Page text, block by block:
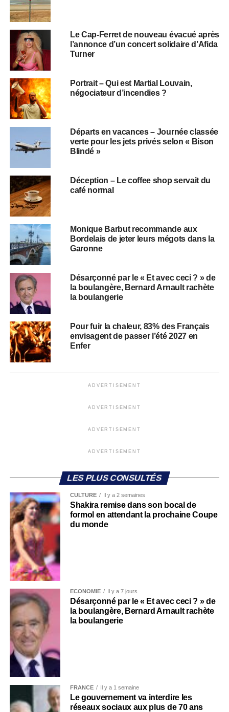
Le Cap-Ferret de nouveau évacué après
l’annonce d’un concert solidaire d’Afida
Turner
Portrait – Qui est Martial Louvain,
négociateur d’incendies ?
Départs en vacances – Journée classée
verte pour les jets privés selon « Bison
Blindé »
Déception – Le coffee shop servait du
café normal
Monique Barbut recommande aux
Bordelais de jeter leurs mégots dans la
Garonne
Désarçonné par le « Et avec ceci ? » de
la boulangère, Bernard Arnault rachète
la boulangerie
Pour fuir la chaleur, 83% des Français
envisagent de passer l’été 2027 en
Enfer
ADVERTISEMENT
ADVERTISEMENT
ADVERTISEMENT
ADVERTISEMENT
LES PLUS CONSULTÉS
CULTURE Il y a 2 semaines
Shakira remise dans son bocal de
formol en attendant la prochaine Coupe
du monde
ECONOMIE Il y a 7 jours
Désarçonné par le « Et avec ceci ? » de
la boulangère, Bernard Arnault rachète
la boulangerie
FRANCE Il y a 1 semaine
Le gouvernement va interdire les
réseaux sociaux aux plus de 70 ans